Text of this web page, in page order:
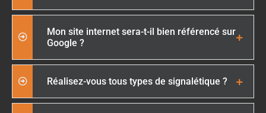
Mon site internet sera-t-il bien référencé sur
Google ?
Réalisez-vous tous types de signalétique ?